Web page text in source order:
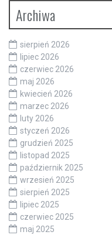
Archiwa
sierpień 2026
lipiec 2026
czerwiec 2026
maj 2026
kwiecień 2026
marzec 2026
luty 2026
styczeń 2026
grudzień 2025
listopad 2025
październik 2025
wrzesień 2025
sierpień 2025
lipiec 2025
czerwiec 2025
maj 2025